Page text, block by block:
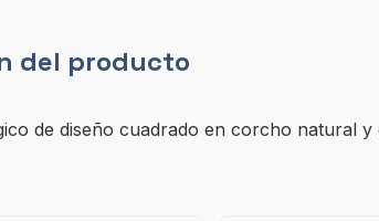
del producto
de diseño cuadrado en corcho natural